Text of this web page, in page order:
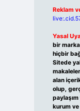
Reklam
Yasal
bir
hiçbir
Sitede
alan
olup,
kurum